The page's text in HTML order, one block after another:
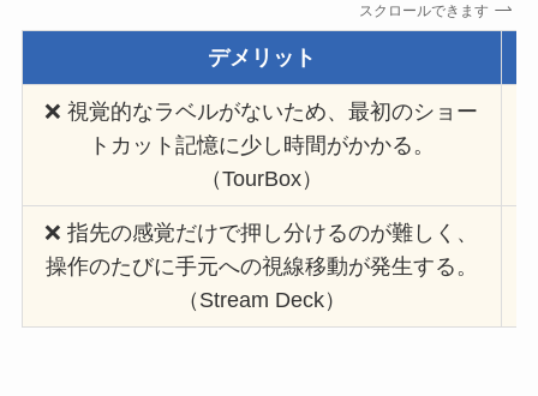
スクロールできます
デメリット
❌️ 視覚的なラベルがないため、最初のショー
トカット記憶に少し時間がかかる。
（TourBox）
❌️ 指先の感覚だけで押し分けるのが難しく、
操作のたびに手元への視線移動が発生する。
（Stream Deck）